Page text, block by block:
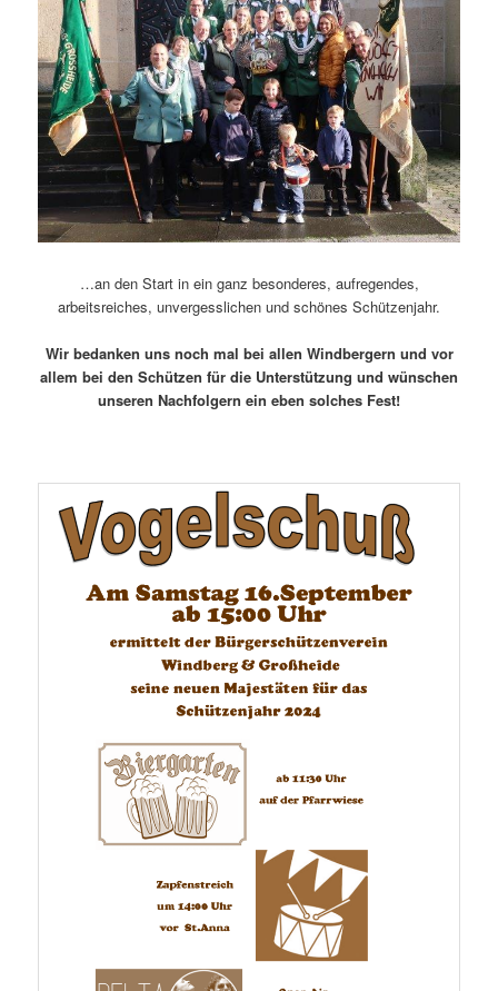
…an den Start in ein ganz besonderes, aufregendes,
arbeitsreiches, unvergesslichen und schönes Schützenjahr.
Wir bedanken uns noch mal bei allen Windbergern und vor
allem bei den Schützen für die Unterstützung und wünschen
unseren Nachfolgern ein eben solches Fest!